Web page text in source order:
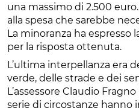
una massimo di 2.500
alla spesa che sarebbe
La minoranza ha espresso
per la risposta ottenuta.
L’ultima interpellanza era
verde, delle strade e dei
L’assessore Claudio
serie di circostanze hanno